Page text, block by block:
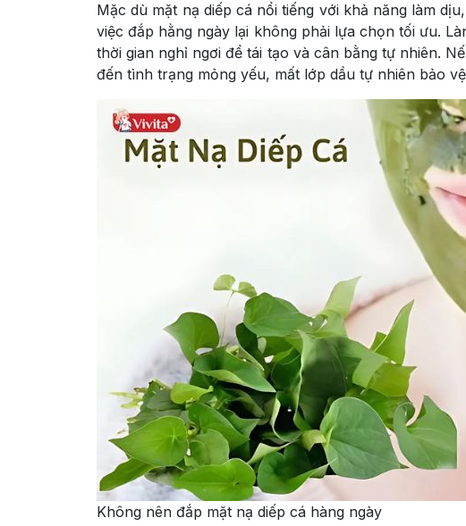
Mặc dù mặt nạ diếp cá nổi tiếng với khả năng làm
việc đắp hằng ngày lại không phải lựa chọn tối ưu.
thời gian nghỉ ngơi để tái tạo và cân bằng tự nhiên.
đến tình trạng mỏng yếu, mất lớp dầu tự nhiên bảo
Không nên đắp mặt nạ diếp cá hàng ngày